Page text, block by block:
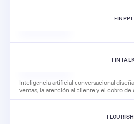
FINPPI
FINTALK
Inteligencia artificial conversacional
ventas, la atención al cliente y el cobro de